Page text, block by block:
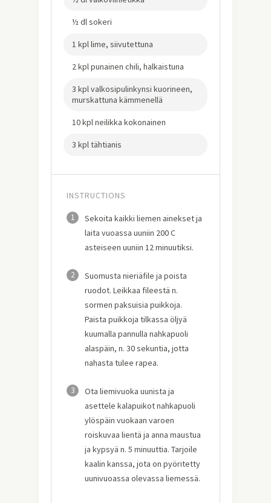
½ dl sokeri
1 kpl lime, siivutettuna
2 kpl punainen chili, halkaistuna
3 kpl valkosipulinkynsi kuorineen,
murskattuna kämmenellä
10 kpl neilikka kokonainen
3 kpl tähtianis
INSTRUCTIONS
1
Sekoita kaikki liemen ainekset ja
laita vuoassa uuniin 200 C
asteiseen uuniin 12 minuutiksi.
2
Suomusta nieriäfile ja poista
ruodot. Leikkaa fileestä n.
sormen paksuisia puikkoja.
Paista puikkoja tilkassa öljyä
kuumalla pannulla nahkapuoli
alaspäin, n. 30 sekuntia, jotta
nahasta tulee rapea.
3
Ota liemivuoka uunista ja
asettele kalapuikot nahkapuoli
ylöspäin vuokaan varoen
roiskuvaa lientä ja anna maustua
ja kypsyä n. 5 minuuttia. Tarjoile
kaalin kanssa, jota on pyöritetty
uunivuoassa olevassa liemessä.